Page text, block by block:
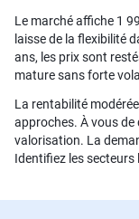
Le marché affiche 1
laisse de la flexibilité
ans, les prix sont
mature sans forte
La rentabilité
approches. À vous de
valorisation. La
Identifiez les secteurs